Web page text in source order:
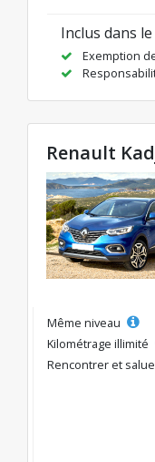
Inclus dans
Exemption
Renault
Même niveau
Kilométrage illimité
Rencontrer et